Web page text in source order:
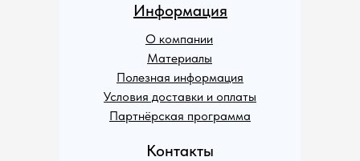
Информация
О компании
Материалы
Полезная информация
Условия доставки и оплаты
Партнёрская программа
Контакты